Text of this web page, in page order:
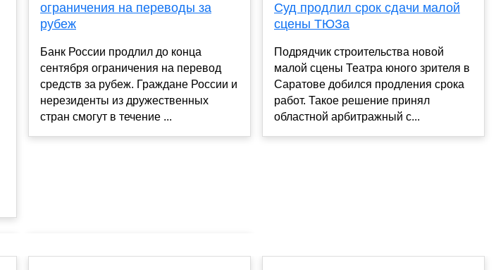
ограничения на переводы за
рубеж
Банк России продлил до конца
сентября ограничения на перевод
средств за рубеж. Граждане России и
нерезиденты из дружественных
стран смогут в течение ...
Суд продлил срок сдачи малой
сцены ТЮЗа
Подрядчик строительства новой
малой сцены Театра юного зрителя в
Саратове добился продления срока
работ. Такое решение принял
областной арбитражный с...